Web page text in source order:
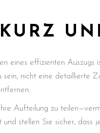
eines effizienten
nicht eine detaillierte
Aufteilung zu
stellen Sie sicher,